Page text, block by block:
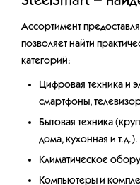
Ассортимент
позволяет найти
категорий:
Цифровая техника и
смартфоны,
Бытовая техника
дома, кухонная и т.д.).
Климатическое
Компьютеры и